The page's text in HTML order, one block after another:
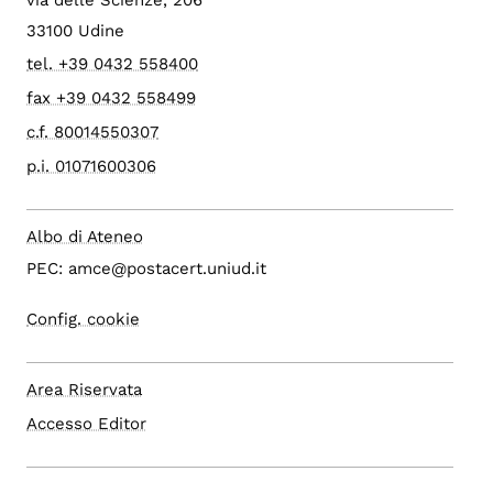
33100 Udine
tel. +39 0432 558400
fax +39 0432 558499
c.f. 80014550307
p.i. 01071600306
Albo di Ateneo
PEC: amce@postacert.uniud.it
Config. cookie
Area Riservata
Accesso Editor